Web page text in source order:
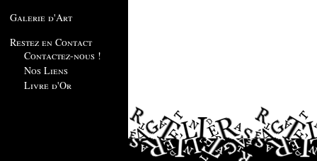
Galerie d'Art
Restez en Contact
Contactez-nous !
Nos Liens
Livre d'Or